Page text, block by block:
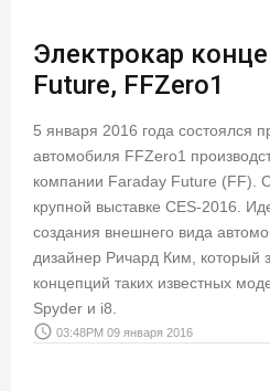
Электрокар
Future, FFZero1
5 января 2016 года состоялся
автомобиля FFZero1
компании Faraday Future (FF).
крупной выставке CES-2016.
создания внешнего вида
дизайнер Ричард Ким, который
концепций таких известных
Spyder и i8.
access_time 03:48PM 09 января 2016